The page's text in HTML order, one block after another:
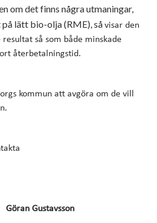
om det finns några utmaningar,
lätt bio-olja (RME), såvisar den
så som både minskade
återbetalningstid.
kommun att avgöra om de vill
Göran Gustavsson